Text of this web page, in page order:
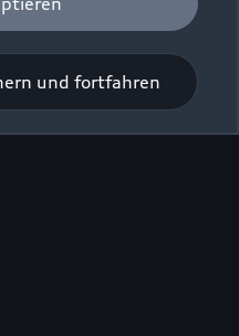
und fortfahren